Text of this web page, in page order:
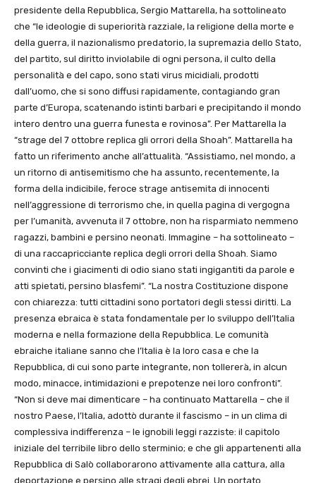
presidente della Repubblica, Sergio Mattarella, ha sottolineato
che “le ideologie di superiorità razziale, la religione della morte e
della guerra, il nazionalismo predatorio, la supremazia dello Stato,
del partito, sul diritto inviolabile di ogni persona, il culto della
personalità e del capo, sono stati virus micidiali, prodotti
dall’uomo, che si sono diffusi rapidamente, contagiando gran
parte d’Europa, scatenando istinti barbari e precipitando il mondo
intero dentro una guerra funesta e rovinosa”. Per Mattarella la
“strage del 7 ottobre replica gli orrori della Shoah”. Mattarella ha
fatto un riferimento anche all’attualità. “Assistiamo, nel mondo, a
un ritorno di antisemitismo che ha assunto, recentemente, la
forma della indicibile, feroce strage antisemita di innocenti
nell’aggressione di terrorismo che, in quella pagina di vergogna
per l’umanità, avvenuta il 7 ottobre, non ha risparmiato nemmeno
ragazzi, bambini e persino neonati. Immagine – ha sottolineato –
di una raccapricciante replica degli orrori della Shoah. Siamo
convinti che i giacimenti di odio siano stati ingigantiti da parole e
atti spietati, persino blasfemi”. “La nostra Costituzione dispone
con chiarezza: tutti cittadini sono portatori degli stessi diritti. La
presenza ebraica è stata fondamentale per lo sviluppo dell’Italia
moderna e nella formazione della Repubblica. Le comunità
ebraiche italiane sanno che l’Italia è la loro casa e che la
Repubblica, di cui sono parte integrante, non tollererà, in alcun
modo, minacce, intimidazioni e prepotenze nei loro confronti”.
“Non si deve mai dimenticare – ha continuato Mattarella – che il
nostro Paese, l’Italia, adottò durante il fascismo – in un clima di
complessiva indifferenza – le ignobili leggi razziste: il capitolo
iniziale del terribile libro dello sterminio; e che gli appartenenti alla
Repubblica di Salò collaborarono attivamente alla cattura, alla
deportazione e persino alle stragi degli ebrei. Un portato